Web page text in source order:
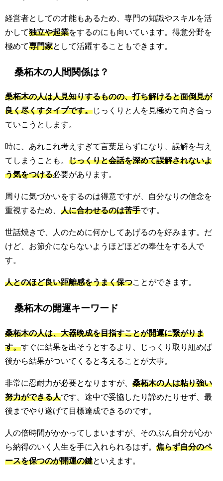
経営者としての才能もあるため、専門の知識やスキルを活
かして独立や起業をするのにも向いています。得意分野を
極めて専門家として活躍することもできます。
桑柘木の人間関係は？
桑柘木の人は人見知りするものの、打ち解けると面倒見が
良く尽くすタイプです。じっくりと人を見極めて向き合っ
ていこうとします。
時に、あれこれ考えすぎて言葉足らずになり、誤解を与え
てしまうことも。 じっくりと会話を深めて誤解されないよ
う気をつける必要があります。
周りに気づかいをするのは得意ですが、自分なりの信念を
重視するため、 人に合わせるのは苦手です。
世話焼きで、人のために何かしてあげるのを好みます。だ
けど、お節介にならないようほどほどの奉仕をする人で
す。
人とのほど良い距離感をうまく保つことができます。
桑柘木の開運キーワード
桑柘木の人は、大器晩成を目指すことが開運に繋がりま
す。すぐに結果を出そうとするより、じっくり取り組めば
後から結果がついてくると考えることが大事。
非常に忍耐力が必要となりますが、 桑柘木の人は粘り強い
努力ができる人です。途中で妥協したり諦めたりせず、最
後までやり遂げて目標達成できるのです。
人の倍時間がかかってしまいますが、そのぶん自分が心か
ら納得のいく人生を手に入れられるはず。 焦らず自分のペ
ースを保つのが開運の鍵といえます。